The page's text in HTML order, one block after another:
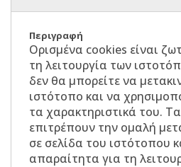
Ορισμένα cookies είναι
τη λειτουργία των
δεν θα μπορείτε να
ιστότοπο και να
τα χαρακτηριστικά του.
επιτρέπουν την ομαλή
σε σελίδα του ιστότοπου
απαραίτητα για τη